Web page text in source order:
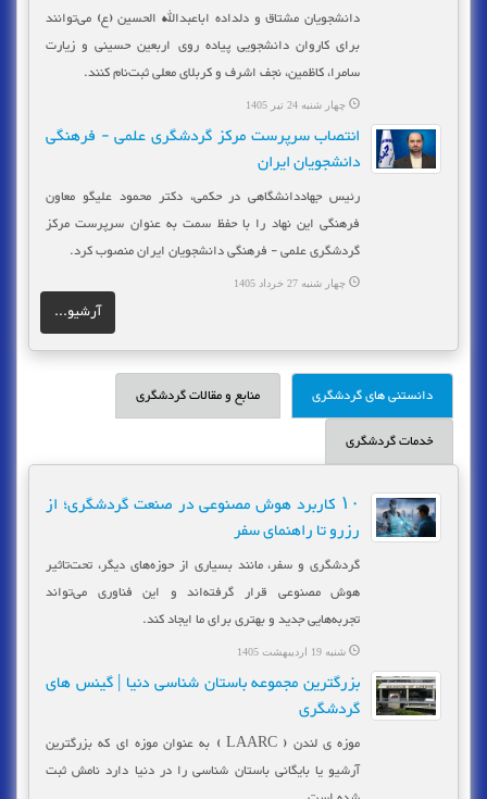
دانشجویان مشتاق و دلداده اباعبدالله الحسین (ع) می‌توانند
برای کاروان دانشجویی پیاده روی اربعین حسینی و زیارت
سامرا، کاظمین، نجف اشرف و کربلای معلی ثبت‌نام کنند.
چهار شنبه 24 تیر 1405
انتصاب سرپرست مرکز گردشگری علمی - فرهنگی
دانشجویان ایران
رئیس جهاددانشگاهی در حکمی، دکتر محمود علیگو معاون
فرهنگی این نهاد را با حفظ سمت به عنوان سرپرست مرکز
گردشگری علمی - فرهنگی دانشجویان ایران منصوب کرد.
چهار شنبه 27 خرداد 1405
آرشیو...
دانستنی های گردشگری
منابع و مقالات گردشگری
خدمات گردشگری
۱۰ کاربرد هوش مصنوعی در صنعت گردشگری؛ از
رزرو تا راهنمای سفر
گردشگری و سفر، مانند بسیاری از حوزه‌های دیگر، تحت‌تاثیر
هوش مصنوعی قرار گرفته‌اند و این فناوری می‌تواند
تجربه‌هایی جدید و بهتری برای ما ایجاد کند.
شنبه 19 اردیبهشت 1405
بزرگترین مجموعه باستان شناسی دنیا | گینس های
گردشگری
موزه ی لندن ( LAARC ) به عنوان موزه ای که بزرگترین
آرشیو یا بایگانی باستان شناسی را در دنیا دارد نامش ثبت